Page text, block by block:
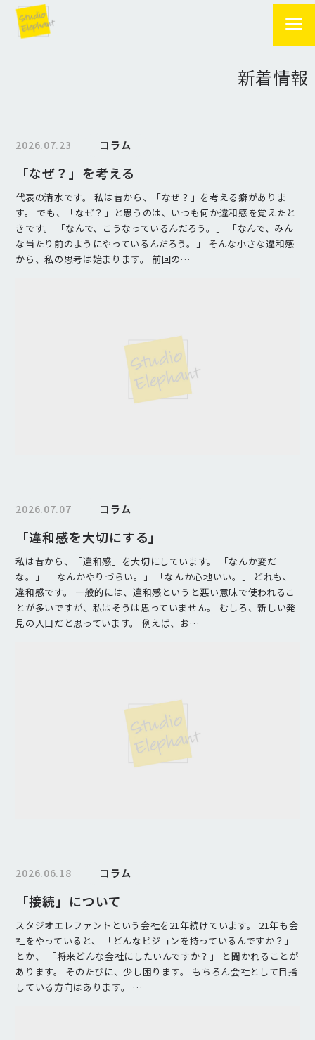
新着情報
2026.07.23 コラム
「なぜ？」を考える
代表の清水です。 私は昔から、「なぜ？」を考える癖がありま
す。 でも、「なぜ？」と思うのは、いつも何か違和感を覚えたと
きです。 「なんで、こうなっているんだろう。」 「なんで、みん
な当たり前のようにやっているんだろう。」 そんな小さな違和感
から、私の思考は始まります。 前回の…
2026.07.07 コラム
「違和感を大切にする」
私は昔から、「違和感」を大切にしています。 「なんか変だ
な。」 「なんかやりづらい。」 「なんか心地いい。」 どれも、
違和感です。 一般的には、違和感というと悪い意味で使われるこ
とが多いですが、私はそうは思っていません。 むしろ、新しい発
見の入口だと思っています。 例えば、お…
2026.06.18 コラム
「接続」について
スタジオエレファントという会社を21年続けています。 21年も会
社をやっていると、 「どんなビジョンを持っているんですか？」
とか、 「将来どんな会社にしたいんですか？」 と聞かれることが
あります。 そのたびに、少し困ります。 もちろん会社として目指
している方向はあります。 …